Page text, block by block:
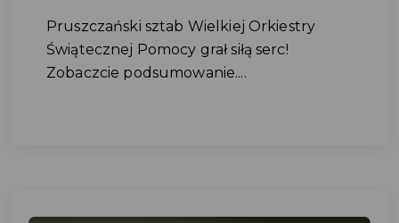
Pruszczański sztab Wielkiej Orkiestry
Świątecznej Pomocy grał siłą serc!
Zobaczcie podsumowanie....